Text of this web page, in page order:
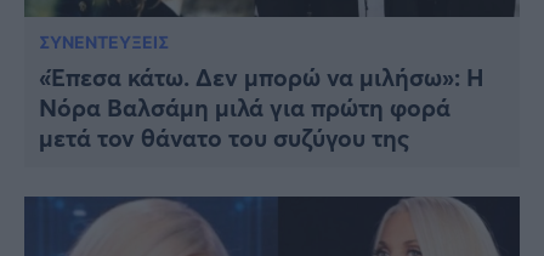
ΣΥΝΕΝΤΕΥΞΕΙΣ
«Έπεσα κάτω. Δεν μπορώ να μιλήσω»: Η
Νόρα Βαλσάμη μιλά για πρώτη φορά
μετά τον θάνατο του συζύγου της